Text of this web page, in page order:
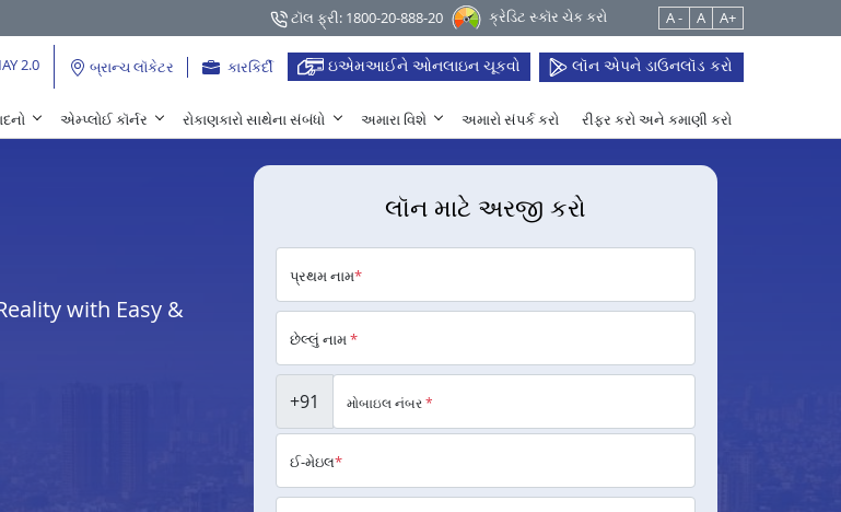
ટૉલ ફ્રી: 1800-20-888-20 ક્રેડિટ સ્કૉર ચેક કરો A - A A+
2.0 બ્રાન્ચ લૉકેટર કારકિર્દી ઇએમઆઈને ઓનલાઇન ચૂકવો લૉન એપને ડાઉનલૉડ કરો
એમ્પ્લોઈ કૉર્નર રોકાણકારો સાથેના સંબંધો અમારા વિશે અમારો સંપર્ક કરો રીફર કરો અને કમાણી કરો
with Easy &
લૉન માટે અરજી કરો
પ્રથમ નામ*
છેલ્લું નામ*
+91 મોબાઇલ નંબર*
ઈ-મેઇલ*